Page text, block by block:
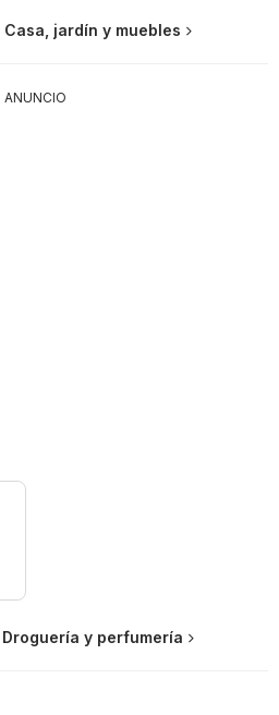
jardín y muebles
ANUNCIO
y perfumería